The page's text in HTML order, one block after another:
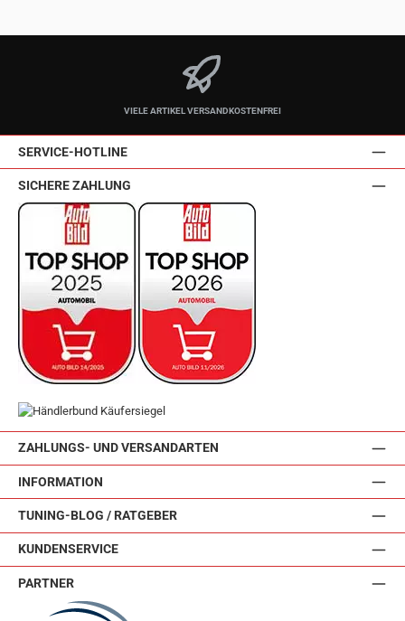
VIELE ARTIKEL VERSANDKOSTENFREI
SERVICE-HOTLINE
ZAHLUNGS- UND VERSANDARTEN
INFORMATION
TUNING-BLOG / RATGEBER
KUNDENSERVICE
SICHERE ZAHLUNG
PARTNER